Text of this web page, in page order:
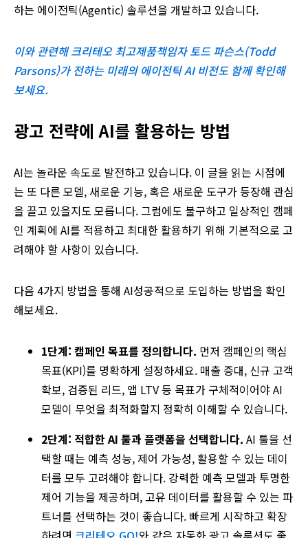
하는 에이전틱(Agentic) 솔루션을 개발하고 있습니다.
이와 관련해 크리테오 최고제품책임자 토드 파슨스(Todd
Parsons)가 전하는 미래의 에이전틱 AI 비전도 함께 확인해
보세요.
광고 전략에 AI를 활용하는 방법
AI는 놀라운 속도로 발전하고 있습니다. 이 글을 읽는 시점에
는 또 다른 모델, 새로운 기능, 혹은 새로운 도구가 등장해 관심
을 끌고 있을지도 모릅니다. 그럼에도 불구하고 일상적인 캠페
인 계획에 AI를 적용하고 최대한 활용하기 위해 기본적으로 고
려해야 할 사항이 있습니다.
다음 4가지 방법을 통해 AI성공적으로 도입하는 방법을 확인
해보세요.
1단계: 캠페인 목표를 정의합니다. 먼저 캠페인의 핵심
목표(KPI)를 명확하게 설정하세요. 매출 증대, 신규 고객
확보, 검증된 리드, 앱 LTV 등 목표가 구체적이어야 AI
모델이 무엇을 최적화할지 정확히 이해할 수 있습니다.
2단계: 적합한 AI 툴과 플랫폼을 선택합니다. AI 툴을 선
택할 때는 예측 성능, 제어 가능성, 활용할 수 있는 데이
터를 모두 고려해야 합니다. 강력한 예측 모델과 투명한
제어 기능을 제공하며, 고유 데이터를 활용할 수 있는 파
트너를 선택하는 것이 좋습니다. 빠르게 시작하고 확장